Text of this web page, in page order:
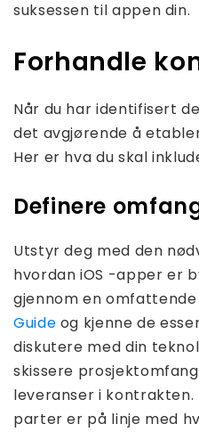
suksessen til appen din.
Forhandle
Når du har identifisert
det avgjørende å
Her er hva du skal
Definere
Utstyr deg med den
hvordan iOS -apper er
gjennom en
Guide og kjenne de
diskutere med din
skissere
leveranser i
parter er på linje med